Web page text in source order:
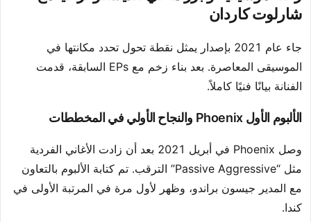
شارلوت كاردان
جاء عام 2021 بإصدار يمثل نقطة تحول تحدد مكانتها في
الموسيقى المعاصرة. بعد بناء زخم مع EPs السابقة، قدمت
الفنانة بيانًا فنيًا كاملاً.
الألبوم الأول Phoenix والنجاح الأولي في المخططات
وصل Phoenix في أبريل 2021 بعد أن زادت الأغاني الفردية
مثل “Passive Aggressive” الترقب. تم كتابة الألبوم بالتعاون
مع المدير جيسون براندو، وظهر لأول مرة في المرتبة الأولى في
كندا.